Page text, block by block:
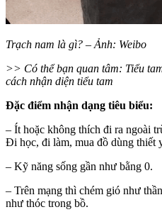
Trạch nam là gì? – Ảnh: Weibo
>> Có thể bạn quan tâm: Tiểu
cách nhận diện tiểu tam
Đặc điểm nhận dạng tiêu biểu:
– Ít hoặc không thích đi ra ngoài
Đi học, đi làm, mua đồ dùng thiết
– Kỹ năng sống gần như bằng 0.
– Trên mạng thì chém gió như
như thóc trong bồ.